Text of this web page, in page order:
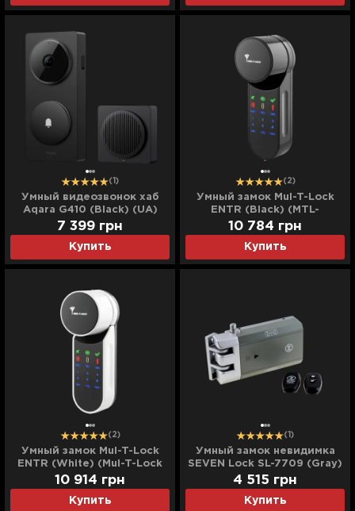
(1)
Умный видеозвонок хаб
Aqara G410 (Black) (UA)
Купить
7 399 грн
(2)
Умный замок Mul-T-Lock
ENTR (Black) (MTL-
81130802)
Купить
10 784 грн
(2)
Умный замок Mul-T-Lock
ENTR (White) (Mul-T-Lock
17393)
Купить
10 914 грн
(1)
Умный замок невидимка
SEVEN Lock SL-7709 (Gray)
Купить
4 515 грн